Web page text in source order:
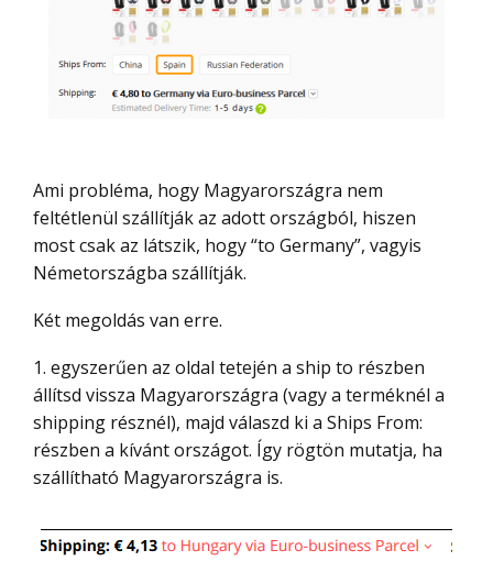
Ami probléma, hogy Magyarországra nem
feltétlenül szállítják az adott országból, hiszen
most csak az látszik, hogy “to Germany”, vagyis
Németországba szállítják.
Két megoldás van erre.
1. egyszerűen az oldal tetején a ship to részben
állítsd vissza Magyarországra (vagy a terméknél a
shipping résznél), majd válaszd ki a Ships From:
részben a kívánt országot. Így rögtön mutatja, ha
szállítható Magyarországra is.